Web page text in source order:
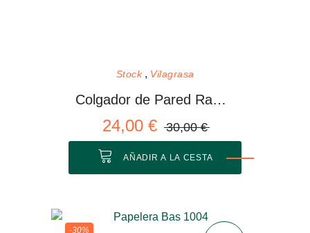
Stock Vilagrasa
Colgador de Pared Rama 01 M
24,00 € 30,00 €
AÑADIR A LA CESTA
-30%